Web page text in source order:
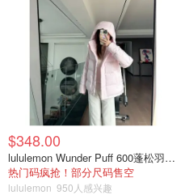
$348.00
lululemon Wunder Puff 600蓬松羽绒夹克
热门码疯抢！部分尺码售空
lululemon 950人感兴趣